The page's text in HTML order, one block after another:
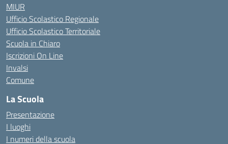
MIUR
Ufficio Scolastico Regionale
Ufficio Scolastico Territoriale
Scuola in Chiaro
Iscrizioni On Line
Invalsi
Comune
La Scuola
Presentazione
I luoghi
I numeri della scuola